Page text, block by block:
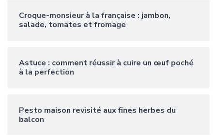
Croque-monsieur à la française : jambon,
salade, tomates et fromage
Astuce : comment réussir à cuire un œuf poché
à la perfection
Pesto maison revisité aux fines herbes du
balcon